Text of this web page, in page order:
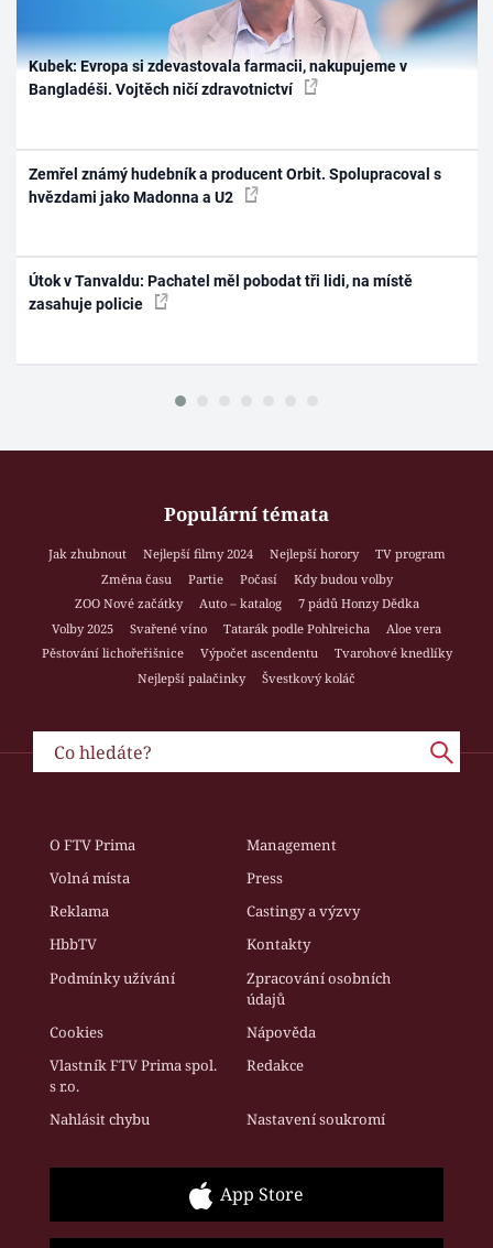
Kubek: Evropa si zdevastovala farmacii, nakupujeme v
Bangladéši. Vojtěch ničí zdravotnictví
Zemřel známý hudebník a producent Orbit. Spolupracoval s
hvězdami jako Madonna a U2
Útok v Tanvaldu: Pachatel měl pobodat tři lidi, na místě
zasahuje policie
Populární témata
Jak zhubnout Nejlepší filmy 2024 Nejlepší horory
TV program
Změna času
Partie Počasí
Kdy budou volby
ZOO Nové začátky
Auto – katalog
7 pádů Honzy Dědka
Volby 2025
Svařené víno Tatarák podle Pohlreicha
Aloe vera
Pěstování lichořeřišnice
Výpočet ascendentu
Tvarohové knedlíky
Nejlepší palačinky
Švestkový koláč
O FTV Prima
Management
Volná místa
Press
Reklama
Castingy a výzvy
HbbTV
Kontakty
Podmínky užívání
Zpracování osobních
údajů
Cookies
Nápověda
Vlastník FTV Prima spol.
s r.o.
Redakce
Nahlásit chybu Nastavení soukromí
App Store